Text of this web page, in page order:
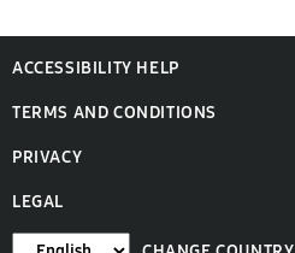
ACCESSIBILITY HELP
TERMS AND CONDITIONS
PRIVACY
LEGAL